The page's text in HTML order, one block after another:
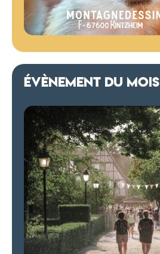
ÉVÈNEMENT DU MOIS